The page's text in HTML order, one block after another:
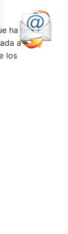
ha tenido
a
los